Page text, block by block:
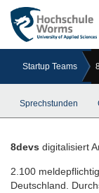
Startup Teams
Sprechstunden
8devs digitalisiert
2.100
Deutschland.